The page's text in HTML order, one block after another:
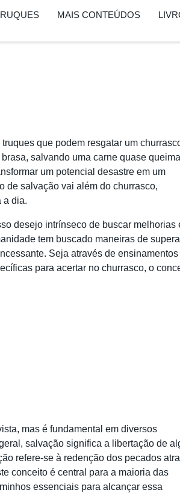
MAIS CONTEÚDOS
truques que podem resgatar um
salvando uma carne quase
um potencial desastre em um
de salvação vai além do churrasco,
a dia.
desejo intrínseco de buscar melhorias
tem buscado maneiras de
Seja através de ensinamentos
para acertar no churrasco, o
mas é fundamental em diversos
salvação significa a libertação de
refere-se à redenção dos pecados
conceito é central para a maioria das
essenciais para alcançar essa